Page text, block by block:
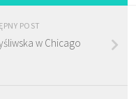
POST
w Chicago